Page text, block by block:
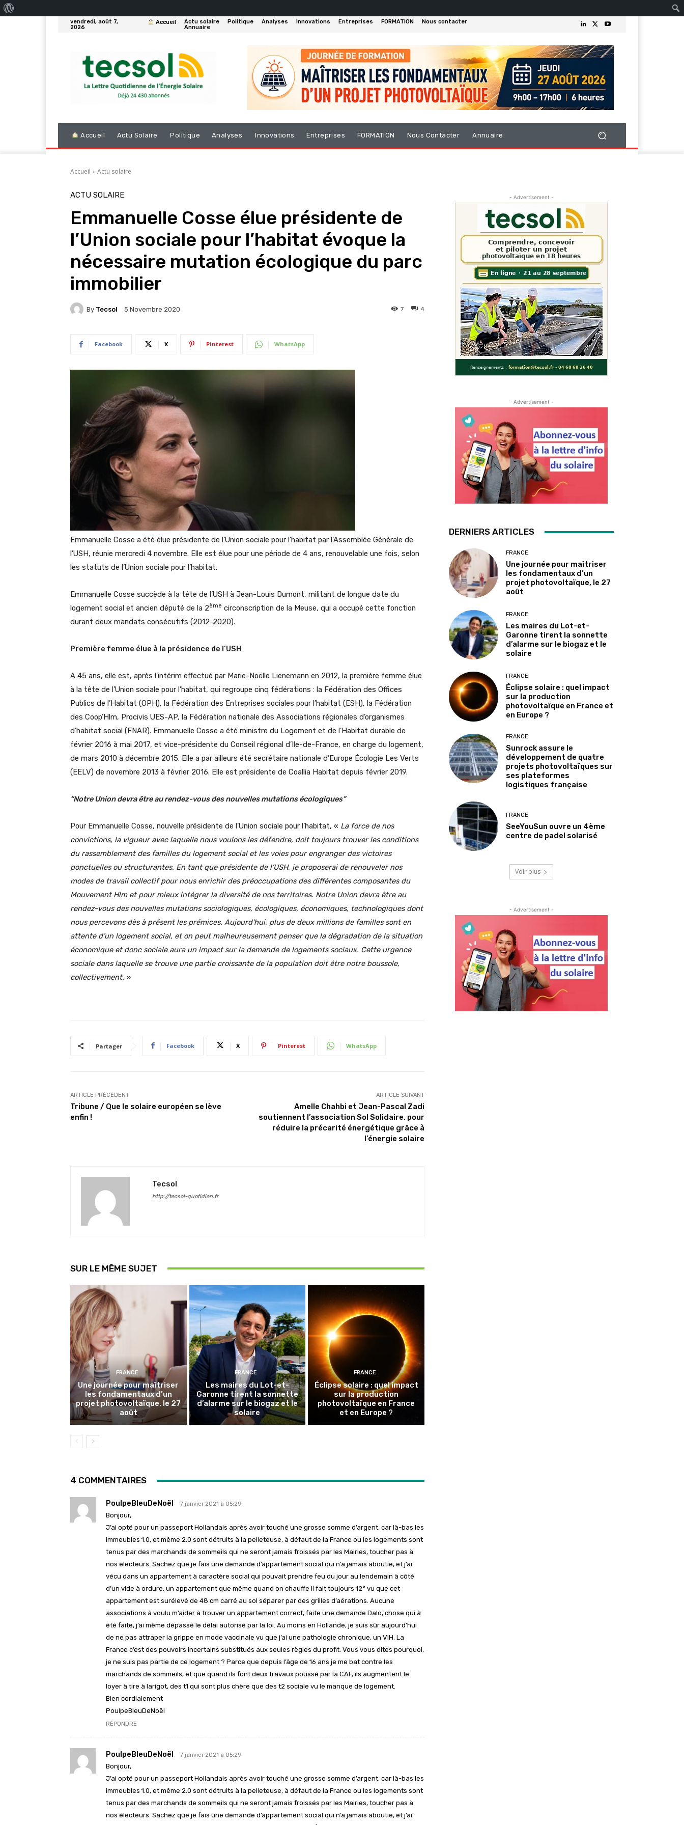
vendredi, août 7,
2026
Accueil Actu solaire Politique Analyses Innovations Entreprises FORMATION
Nous contacter
Annuaire
Accueil Actu Solaire Politique Analyses Innovations Entreprises FORMATION Nous Contacter Annuaire
Accueil Actu solaire
ACTU SOLAIRE
Emmanuelle Cosse élue présidente de
l’Union sociale pour l’habitat évoque la
nécessaire mutation écologique du parc
immobilier
By Tecsol 5 Novembre 2020 4
7
Facebook X Pinterest WhatsApp
Emmanuelle Cosse a été élue présidente de l’Union sociale pour l’habitat par l’Assemblée Générale de
l’USH, réunie mercredi 4 novembre. Elle est élue pour une période de 4 ans, renouvelable une fois, selon
les statuts de l’Union sociale pour l’habitat.
Emmanuelle Cosse succède à la tête de l’USH à Jean-Louis Dumont, militant de longue date du
logement social et ancien député de la 2ème circonscription de la Meuse, qui a occupé cette fonction
durant deux mandats consécutifs (2012-2020).
Première femme élue à la présidence de l’USH
A 45 ans, elle est, après l’intérim effectué par Marie-Noëlle Lienemann en 2012, la première femme élue
à la tête de l’Union sociale pour l’habitat, qui regroupe cinq fédérations : la Fédération des Offices
Publics de l’Habitat (OPH), la Fédération des Entreprises sociales pour l’habitat (ESH), la Fédération
des Coop’Hlm, Procivis UES-AP, la Fédération nationale des Associations régionales d’organismes
d’habitat social (FNAR). Emmanuelle Cosse a été ministre du Logement et de l’Habitat durable de
février 2016 à mai 2017, et vice-présidente du Conseil régional d’Ile-de-France, en charge du logement,
de mars 2010 à décembre 2015. Elle a par ailleurs été secrétaire nationale d’Europe Écologie Les Verts
(EELV) de novembre 2013 à février 2016. Elle est présidente de Coallia Habitat depuis février 2019.
“Notre Union devra être au rendez-vous des nouvelles mutations écologiques”
Pour Emmanuelle Cosse, nouvelle présidente de l’Union sociale pour l’habitat, « La force de nos
convictions, la vigueur avec laquelle nous voulons les défendre, doit toujours trouver les conditions
du rassemblement des familles du logement social et les voies pour engranger des victoires
ponctuelles ou structurantes. En tant que présidente de l’USH, je proposerai de renouveler nos
modes de travail collectif pour nous enrichir des préoccupations des différentes composantes du
Mouvement Hlm et pour mieux intégrer la diversité de nos territoires. Notre Union devra être au
rendez-vous des nouvelles mutations sociologiques, écologiques, économiques, technologiques dont
nous percevons dès à présent les prémices. Aujourd’hui, plus de deux millions de familles sont en
attente d’un logement social, et on peut malheureusement penser que la dégradation de la situation
économique et donc sociale aura un impact sur la demande de logements sociaux. Cette urgence
sociale dans laquelle se trouve une partie croissante de la population doit être notre boussole,
collectivement. »
Partager Facebook X Pinterest WhatsApp
ARTICLE PRÉCÉDENT
Tribune / Que le solaire européen se lève
enfin !
ARTICLE SUIVANT
Amelle Chahbi et Jean-Pascal Zadi
soutiennent l’association Sol Solidaire, pour
réduire la précarité énergétique grâce à
l’énergie solaire
Tecsol
http://tecsol-quotidien.fr
SUR LE MÊME SUJET
FRANCE
Une journée pour maîtriser
les fondamentaux d’un
projet photovoltaïque, le 27
août
FRANCE
Les maires du Lot-et-
Garonne tirent la sonnette
d’alarme sur le biogaz et le
solaire
FRANCE
Éclipse solaire : quel impact
sur la production
photovoltaïque en France
et en Europe ?
4 COMMENTAIRES
PoulpeBleuDeNoël 7 janvier 2021 à 05:29
Bonjour,
J’ai opté pour un passeport Hollandais après avoir touché une grosse somme d’argent, car là-bas les
immeubles 1.0, et même 2.0 sont détruits à la pelleteuse, à défaut de la France ou les logements sont
tenus par des marchands de sommeils qui ne seront jamais froissés par les Mairies, toucher pas à
nos électeurs. Sachez que je fais une demande d’appartement social qui n’a jamais aboutie, et j’ai
vécu dans un appartement à caractère social qui pouvait prendre feu du jour au lendemain à côté
d’un vide à ordure, un appartement que même quand on chauffe il fait toujours 12° vu que cet
appartement est surélevé de 48 cm carré au sol séparer par des grilles d’aérations. Aucune
associations à voulu m’aider à trouver un appartement correct, faite une demande Dalo, chose qui à
été faite, j’ai même dépassé le délai autorisé par la loi. Au moins en Hollande, je suis sûr aujourd’hui
de ne pas attraper la grippe en mode vaccinale vu que j’ai une pathologie chronique, un VIH. La
France c’est des pouvoirs incertains substitués aux seules règles du profit. Vous vous dites pourquoi,
je ne suis pas partie de ce logement ? Parce que depuis l’âge de 16 ans je me bat contre les
marchands de sommeils, et que quand ils font deux travaux poussé par la CAF, ils augmentent le
loyer à tire à larigot, des t1 qui sont plus chère que des t2 sociale vu le manque de logement.
Bien cordialement
PoulpeBleuDeNoël
RÉPONDRE
PoulpeBleuDeNoël 7 janvier 2021 à 05:29
Bonjour,
J’ai opté pour un passeport Hollandais après avoir touché une grosse somme d’argent, car là-bas les
immeubles 1.0, et même 2.0 sont détruits à la pelleteuse, à défaut de la France ou les logements sont
tenus par des marchands de sommeils qui ne seront jamais froissés par les Mairies, toucher pas à
nos électeurs. Sachez que je fais une demande d’appartement social qui n’a jamais aboutie, et j’ai
- Advertisement -
- Advertisement -
DERNIERS ARTICLES
FRANCE
Une journée pour maîtriser
les fondamentaux d’un
projet photovoltaïque, le 27
août
FRANCE
Les maires du Lot-et-
Garonne tirent la sonnette
d’alarme sur le biogaz et le
solaire
FRANCE
Éclipse solaire : quel impact
sur la production
photovoltaïque en France et
en Europe ?
FRANCE
Sunrock assure le
développement de quatre
projets photovoltaïques sur
ses plateformes
logistiques française
FRANCE
SeeYouSun ouvre un 4ème
centre de padel solarisé
Voir plus
- Advertisement -